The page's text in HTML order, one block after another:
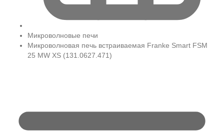
Микроволновые печи
Микроволновая печь встраиваемая Franke Smart FSM
25 MW XS (131.0627.471)